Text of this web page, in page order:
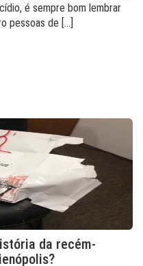
é sempre bom lembrar
pessoas de […]
da recém-